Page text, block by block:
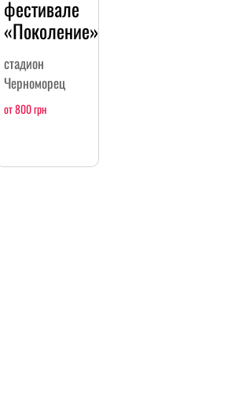
фестивале
«Поколение»
стадион
Черноморец
от 800 грн